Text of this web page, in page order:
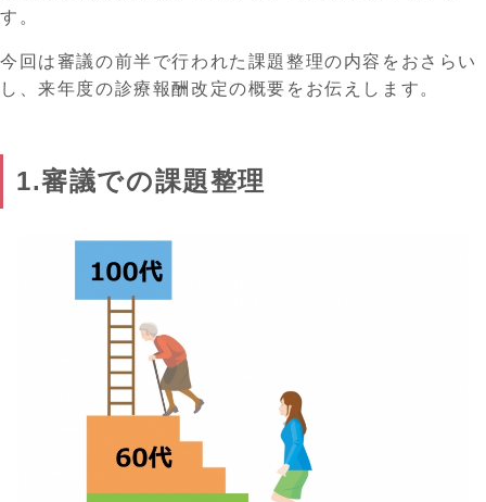
す。
今回は審議の前半で行われた課題整理の内容をおさらい
し、来年度の診療報酬改定の概要をお伝えします。
1.審議での課題整理